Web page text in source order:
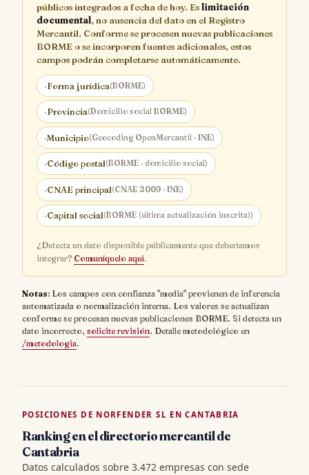
públicos integrados a fecha de hoy. Eslimitación
documental, no ausencia del dato en el Registro
Mercantil. Conforme se procesen nuevas publicaciones
BORME o se incorporen fuentes adicionales, estos
campos podrán completarse automáticamente.
·Forma jurídica(BORME)
·Provincia(Domicilio social BORME)
·Municipio(Geocoding OpenMercantil · INE)
·Código postal(BORME · domicilio social)
·CNAE principal(CNAE 2009 · INE)
·Capital social(BORME (última actualización inscrita))
¿Detecta un dato disponible públicamente que deberíamos
integrar? Comuníquelo aquí.
Notas: Los campos con confianza "media" provienen de inferencia
automatizada o normalización interna. Los valores se actualizan
conforme se procesan nuevas publicaciones BORME. Si detecta un
dato incorrecto, solicite revisión. Detalle metodológico en
/metodologia.
POSICIONES DE NORFENDER SL EN CANTABRIA
Ranking en el directorio mercantil de
Cantabria
Datos calculados sobre 3.472 empresas con sede